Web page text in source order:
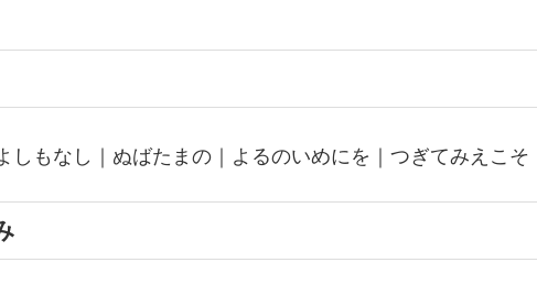
しもなし｜ぬばたまの｜よるのいめにを｜つぎてみえこそ